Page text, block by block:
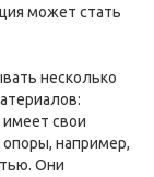
может стать
несколько
свои
например,
Они